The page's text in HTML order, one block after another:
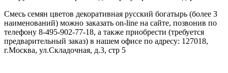
Смесь семян цветов декоративная русский богатырь (более 3
наименований) можно заказать on-line на сайте, позвонив по
телефону 8-495-902-77-18, а также приобрести (требуется
предварительный заказ) в нашем офисе по адресу: 127018,
г.Москва, ул.Складочная, д.3, стр 5